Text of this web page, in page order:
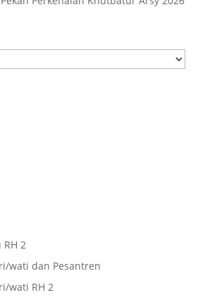
RH 2
wati dan Pesantren
wati RH 2